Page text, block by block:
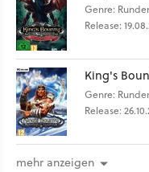
Genre:
Release:
King's
Genre:
Release:
mehr anzeigen